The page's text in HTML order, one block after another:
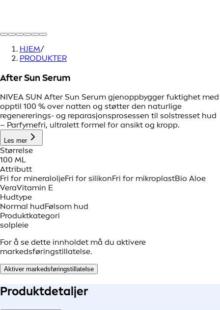
HJEM/
PRODUKTER
After Sun Serum
NIVEA SUN After Sun Serum gjenoppbygger fuktighet med
opptil 100 % over natten og støtter den naturlige
regenererings- og reparasjonsprosessen til solstresset hud
– Parfymefri, ultralett formel for ansikt og kropp.
Les mer
Størrelse
100 ML
Attributt
Fri for mineraloljeFri for silikonFri for mikroplastBio Aloe
VeraVitamin E
Hudtype
Normal hudFølsom hud
Produktkategori
solpleie
For å se dette innholdet må du aktivere
markedsføringstillatelse.
Aktiver markedsføringstillatelse
Produktdetaljer